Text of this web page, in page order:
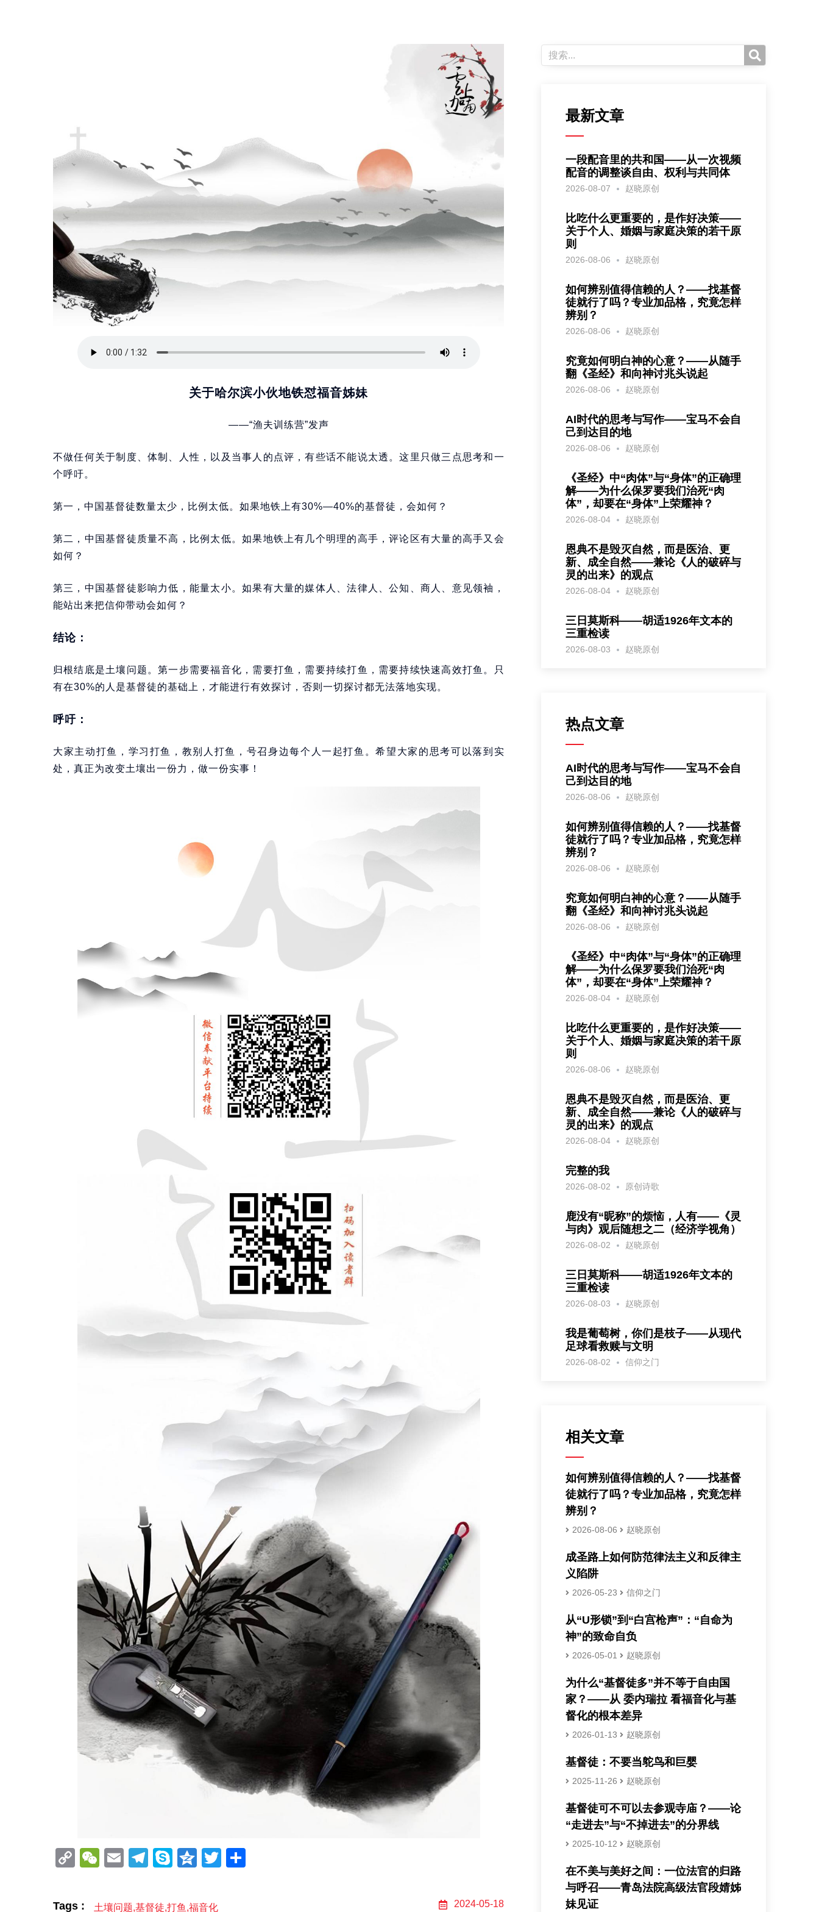
关于哈尔滨小伙地铁怼福音姊妹
——“渔夫训练营”发声
不做任何关于制度、体制、人性，以及当事人的点评，有些话不能说太透。这里只做三点思考和一
个呼吁。
第一，中国基督徒数量太少，比例太低。如果地铁上有30%—40%的基督徒，会如何？
第二，中国基督徒质量不高，比例太低。如果地铁上有几个明理的高手，评论区有大量的高手又会
如何？
第三，中国基督徒影响力低，能量太小。如果有大量的媒体人、法律人、公知、商人、意见领袖，
能站出来把信仰带动会如何？
结论：
归根结底是土壤问题。第一步需要福音化，需要打鱼，需要持续打鱼，需要持续快速高效打鱼。只
有在30%的人是基督徒的基础上，才能进行有效探讨，否则一切探讨都无法落地实现。
呼吁：
大家主动打鱼，学习打鱼，教别人打鱼，号召身边每个人一起打鱼。希望大家的思考可以落到实
处，真正为改变土壤出一份力，做一份实事！
CopyWeChat
EmailTelegram
SkypeQzoneTwitter
Tags : 土壤问题,基督徒,打鱼 ,福音化 2024-05-18
最新文章
一段配音里的共和国——从一次视频
配音的调整谈自由、权利与共同体
2026-08-07 赵晓原创
比吃什么更重要的，是作好决策——
关于个人、婚姻与家庭决策的若干原
则
2026-08-06 赵晓原创
如何辨别值得信赖的人？——找基督
徒就行了吗？专业加品格，究竟怎样
辨别？
2026-08-06 赵晓原创
究竟如何明白神的心意？——从随手
翻《圣经》和向神讨兆头说起
2026-08-06 赵晓原创
AI时代的思考与写作——宝马不会自
己到达目的地
2026-08-06 赵晓原创
《圣经》中“肉体”与“身体”的正确理
解——为什么保罗要我们治死“肉
体”，却要在“身体”上荣耀神？
2026-08-04 赵晓原创
恩典不是毁灭自然，而是医治、更
新、成全自然——兼论《人的破碎与
灵的出来》的观点
2026-08-04 赵晓原创
三日莫斯科——胡适1926年文本的
三重检读
2026-08-03 赵晓原创
热点文章
AI时代的思考与写作——宝马不会自
己到达目的地
2026-08-06 赵晓原创
如何辨别值得信赖的人？——找基督
徒就行了吗？专业加品格，究竟怎样
辨别？
2026-08-06 赵晓原创
究竟如何明白神的心意？——从随手
翻《圣经》和向神讨兆头说起
2026-08-06 赵晓原创
《圣经》中“肉体”与“身体”的正确理
解——为什么保罗要我们治死“肉
体”，却要在“身体”上荣耀神？
2026-08-04 赵晓原创
比吃什么更重要的，是作好决策——
关于个人、婚姻与家庭决策的若干原
则
2026-08-06 赵晓原创
恩典不是毁灭自然，而是医治、更
新、成全自然——兼论《人的破碎与
灵的出来》的观点
2026-08-04 赵晓原创
完整的我
2026-08-02 原创诗歌
鹿没有“昵称”的烦恼，人有——《灵
与肉》观后随想之二（经济学视角）
2026-08-02 赵晓原创
三日莫斯科——胡适1926年文本的
三重检读
2026-08-03 赵晓原创
我是葡萄树，你们是枝子——从现代
足球看救赎与文明
2026-08-02 信仰之门
相关文章
如何辨别值得信赖的人？——找基督
徒就行了吗？专业加品格，究竟怎样
辨别？
2026-08-06 赵晓原创
成圣路上如何防范律法主义和反律主
义陷阱
2026-05-23 信仰之门
从“U形锁”到“白宫枪声”：“自命为
神”的致命自负
2026-05-01 赵晓原创
为什么“基督徒多”并不等于自由国
家？——从 委内瑞拉 看福音化与基
督化的根本差异
2026-01-13 赵晓原创
基督徒：不要当鸵鸟和巨婴
2025-11-26 赵晓原创
基督徒可不可以去参观寺庙？——论
“走进去”与“不掉进去”的分界线
2025-10-12 赵晓原创
在不美与美好之间：一位法官的归路
与呼召——青岛法院高级法官段婧姊
妹见证